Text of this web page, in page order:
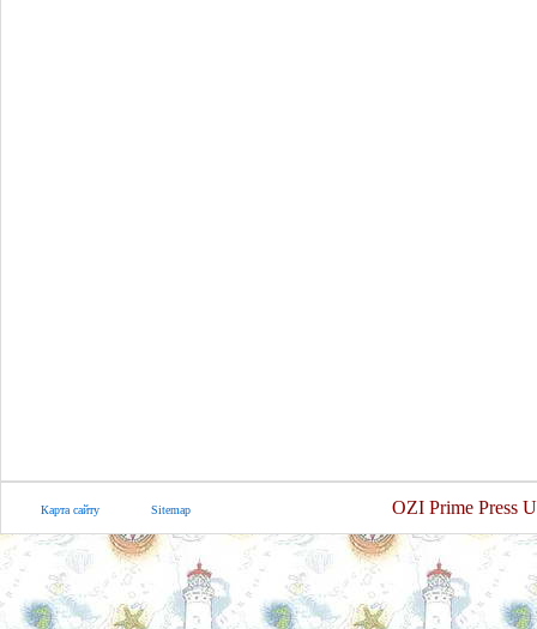
Карта сайту Sitemap OZI Prime Press